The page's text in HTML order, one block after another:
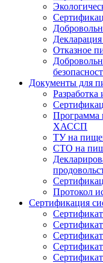
Отказное
Документы для
Программа
ХАССП
ТУ на
СТО на
Протокол
Сертификация